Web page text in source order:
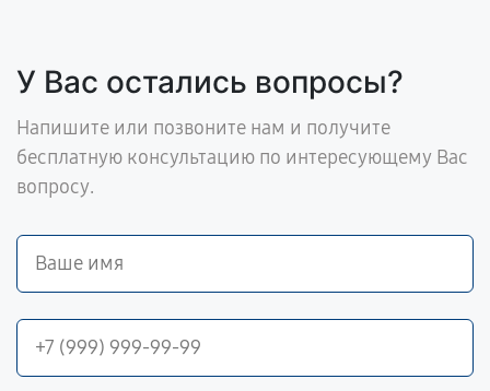
У Вас остались вопросы?
Напишите или позвоните нам и получите
бесплатную консультацию по интересующему Вас
вопросу.